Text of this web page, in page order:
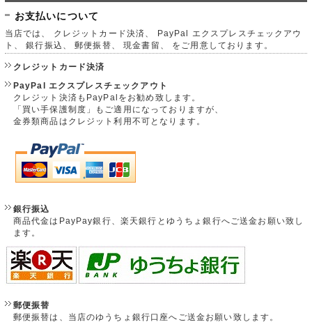
お支払いについて
当店では、 クレジットカード決済、 PayPal エクスプレスチェックアウ
ト、 銀行振込、 郵便振替、 現金書留、 をご用意しております。
クレジットカード決済
PayPal エクスプレスチェックアウト
クレジット決済もPayPalをお勧め致します。
「買い手保護制度」もご適用になっておりますが、
金券類商品はクレジット利用不可となります。
銀行振込
商品代金はPayPay銀行、楽天銀行とゆうちょ銀行へご送金お願い致し
ます。
郵便振替
郵便振替は、当店のゆうちょ銀行口座へご送金お願い致します。